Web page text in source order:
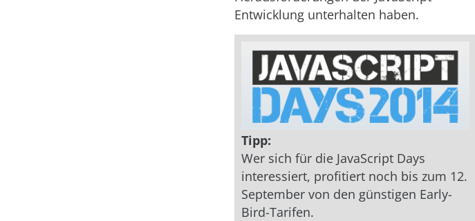
Entwicklung unterhalten haben.
Tipp:
Wer sich für die JavaScript Days
interessiert, profitiert noch bis zum 12.
September von den günstigen Early-
Bird-Tarifen.